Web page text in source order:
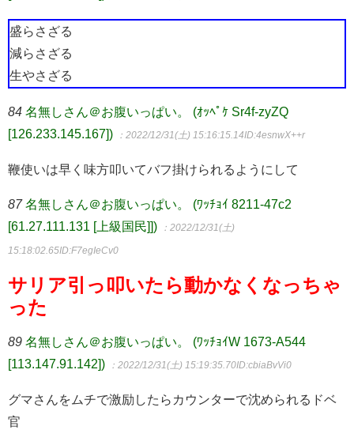
盛らさざる
減らさざる
生やさざる
84 名無しさん＠お腹いっぱい。 (ｵｯﾍﾟｹ Sr4f-zyZQ
[126.233.145.167])
：2022/12/31(土) 15:16:15.14ID:4esnwX++r
鞭使いは早く味方叩いてバフ掛けられるようにして
87 名無しさん＠お腹いっぱい。 (ﾜｯﾁｮｲ 8211-47c2
[61.27.111.131 [上級国民]])
：2022/12/31(土)
15:18:02.65ID:F7egIeCv0
サリア引っ叩いたら動かなくなっちゃ
った
89 名無しさん＠お腹いっぱい。 (ﾜｯﾁｮｲW 1673-A544
[113.147.91.142])
：2022/12/31(土) 15:19:35.70ID:cbiaBvVi0
グマさんをムチで激励したらカウンターで沈められるドベ
官